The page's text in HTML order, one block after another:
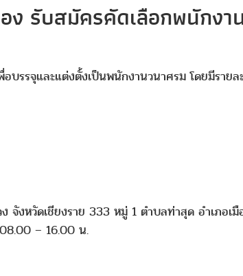
ง รับสมัครคัดเลือกพนักง
รรจุและแต่งตั้งเป็นพนักงานวนาศรม โดยมีรายล
งหวัดเชียงราย 333 หมู่ 1 ตำบลท่าสุด อำเภอเมื
– 16.00 น.